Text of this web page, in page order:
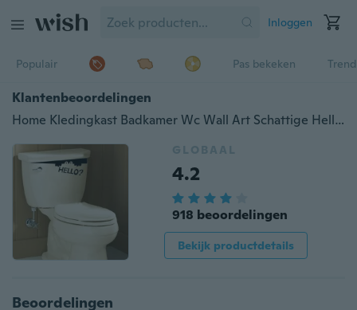
Inloggen
Populair Pas bekeken
Klantenbeoordelingen
Home Kledingkast Badkamer Wc Wall Art Schattige Hello Monster Vinyl Stickers Decals
GLOBAAL
4.2
918 beoordelingen
Bekijk productdetails
Beoordelingen